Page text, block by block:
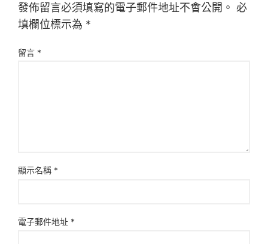
發佈留言必須填寫的電子郵件地址不會公開。 必
填欄位標示為 *
留言 *
顯示名稱 *
電子郵件地址 *